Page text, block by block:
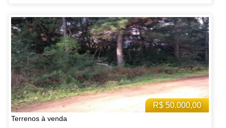
R$ 50.000,00
Terrenos à venda